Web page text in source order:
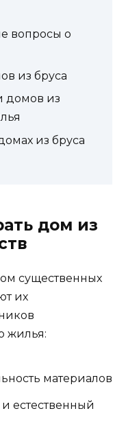
вопросы о
из бруса
домов из
из бруса
дом из
существенных
их
жилья:
материалов
естественный